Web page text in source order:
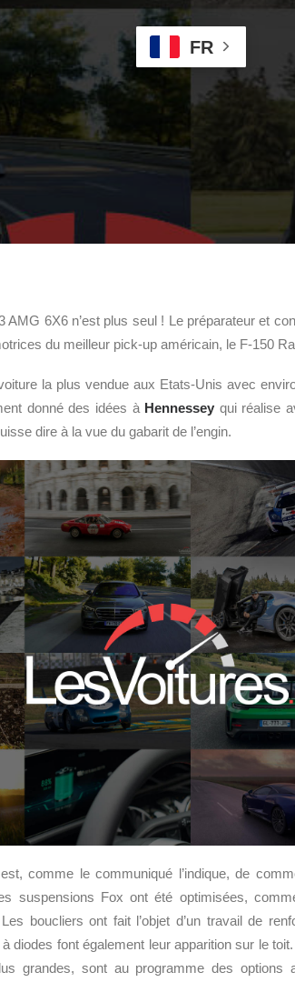
FR
AMG 6X6 n’est plus seul ! Le préparateur et
du meilleur pick-up américain, le F-150
la plus vendue aux Etats-Unis avec
donné des idées à Hennessey qui réalise
dire à la vue du gabarit de l’engin.
est, comme le communiqué l’indique, de
suspensions Fox ont été optimisées,
boucliers ont fait l’objet d’un travail de
diodes font également leur apparition sur le
grandes, sont au programme des